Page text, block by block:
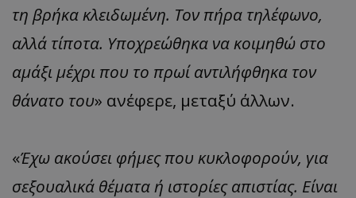
τη βρήκα κλειδωμένη. Τον πήρα τηλέφωνο,
αλλά τίποτα. Υποχρεώθηκα να κοιμηθώ στο
αμάξι μέχρι που το πρωί αντιλήφθηκα τον
θάνατο του» ανέφερε, μεταξύ άλλων.
«Έχω ακούσει φήμες που κυκλοφορούν, για
σεξουαλικά θέματα ή ιστορίες απιστίας. Είναι